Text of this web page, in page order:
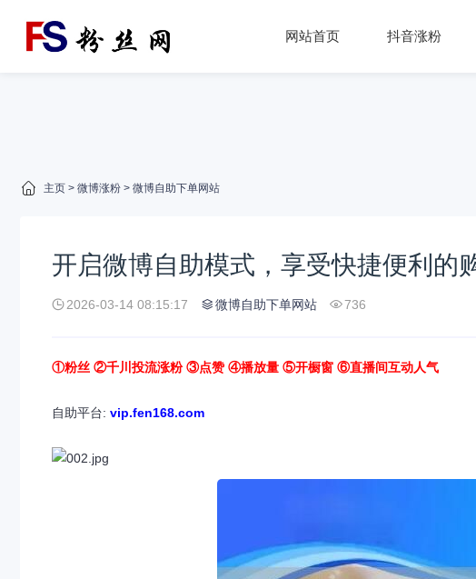
网站首页 抖音涨粉
主页 > 微博涨粉 > 微博自助下单网站
开启微博自助模式，享受快捷便利的
2026-03-14 08:15:17 微博自助下单网站 736
①粉丝 ②千川投流涨粉 ③点赞 ④播放量 ⑤开橱窗 ⑥直播间互动人气
自助平台: vip.fen168.com